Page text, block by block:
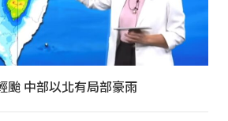
颱 中部以北有局部豪雨